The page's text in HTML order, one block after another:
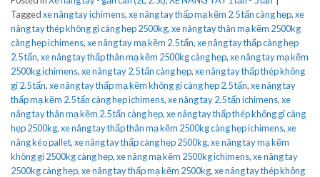
Taggedxe nâng tay ichimens,xe nâng tay thấp mạ kẽm 2.5 tấn càng hẹp,xe
nâng tay thép không gỉ càng hẹp 2500kg,xe nâng tay thân mạ kẽm 2500kg
càng hẹp ichimens,xe nâng tay mạ kẽm 2.5 tấn,xe nâng tay thấp càng hẹp
2.5 tấn,xe nâng tay thấp thân mạ kẽm 2500kg càng hẹp,xe nâng tay mạ kẽm
2500kg ichimens,xe nâng tay 2.5 tấn càng hẹp,xe nâng tay thấp thép không
gỉ 2.5 tấn,xe nâng tay thấp mạ kẽm không gỉ càng hẹp 2.5 tấn,xe nâng tay
thấp mạ kẽm 2.5 tấn càng hẹp ichimens,xe nâng tay 2.5 tấn ichimens,xe
nâng tay thân mạ kẽm 2.5 tấn càng hẹp,xe nâng tay thấp thép không gỉ càng
hẹp 2500kg,xe nâng tay thấp thân mạ kẽm 2500kg càng hẹp ichimens,xe
nâng kéo pallet,xe nâng tay thấp càng hẹp 2500kg,xe nâng tay mạ kẽm
không gỉ 2500kg càng hẹp,xe nâng mạ kẽm 2500kg ichimens,xe nâng tay
2500kg càng hẹp,xe nâng tay thấp mạ kẽm 2500kg,xe nâng tay thép không